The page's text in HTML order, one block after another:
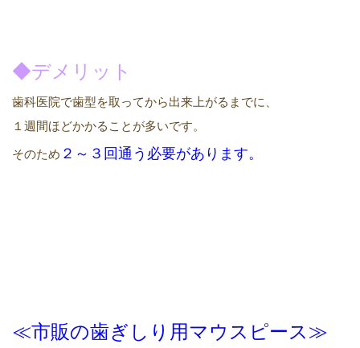
◆デメリット
歯科医院で歯型を取ってから出来上がるまでに、
１週間ほどかかることが多いです。
そのため ２ ～３回通う必要があります。
≪市販の歯ぎしり用マウスピース≫